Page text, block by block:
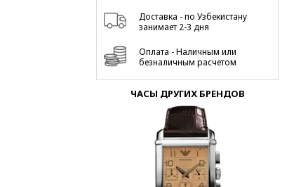
Доставка - по Узбекистану
занимает 2-3 дня
Оплата - Наличным или
безналичным расчетом
ЧАСЫ ДРУГИХ БРЕНДОВ